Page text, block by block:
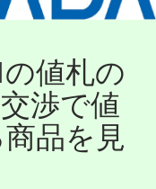
値札の
渉で値
品を見